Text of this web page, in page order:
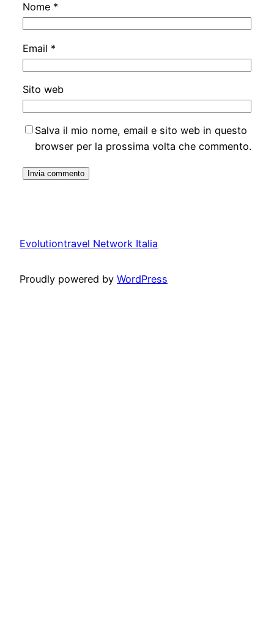
Nome *
Email *
Sito web
Salva il mio nome, email e sito web in questo
browser per la prossima volta che commento.
Evolutiontravel Network Italia
Proudly powered by WordPress